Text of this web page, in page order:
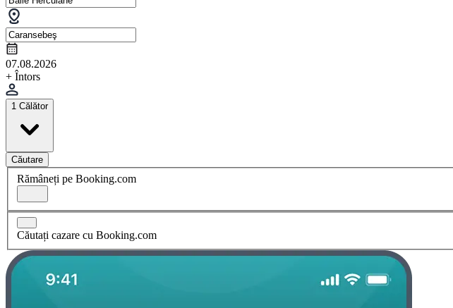
07.08.2026
+ Întors
1 Călător
Căutare
Rămâneți pe Booking.com
Căutați cazare cu Booking.com